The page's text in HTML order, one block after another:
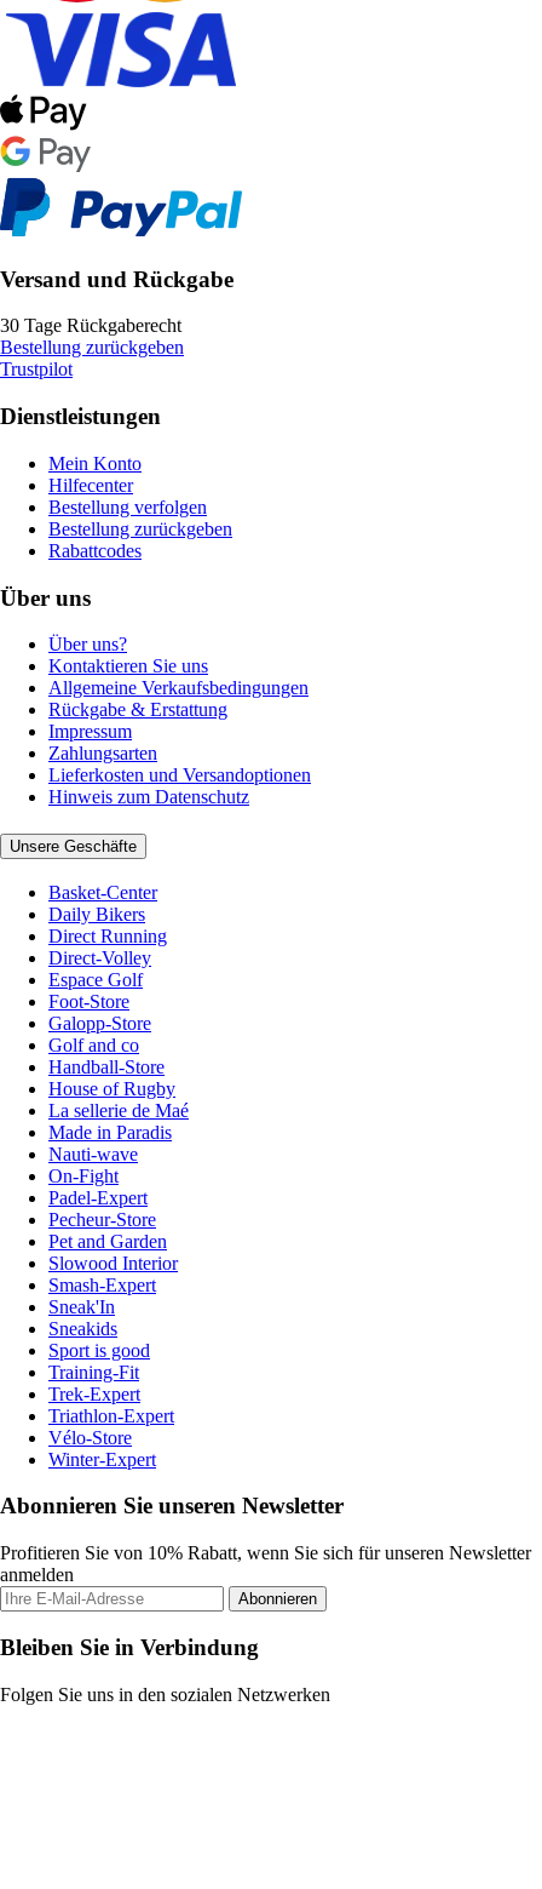
Versand und Rückgabe
30 Tage Rückgaberecht
Bestellung zurückgeben
Trustpilot
Dienstleistungen
Mein Konto
Hilfecenter
Bestellung verfolgen
Bestellung zurückgeben
Rabattcodes
Über uns
Über uns?
Kontaktieren Sie uns
Allgemeine Verkaufsbedingungen
Rückgabe & Erstattung
Impressum
Zahlungsarten
Lieferkosten und Versandoptionen
Hinweis zum Datenschutz
Unsere Geschäfte
Basket-Center
Daily Bikers
Direct Running
Direct-Volley
Espace Golf
Foot-Store
Galopp-Store
Golf and co
Handball-Store
House of Rugby
La sellerie de Maé
Made in Paradis
Nauti-wave
On-Fight
Padel-Expert
Pecheur-Store
Pet and Garden
Slowood Interior
Smash-Expert
Sneak'In
Sneakids
Sport is good
Training-Fit
Trek-Expert
Triathlon-Expert
Vélo-Store
Winter-Expert
Abonnieren Sie unseren Newsletter
Profitieren Sie von 10% Rabatt, wenn Sie sich für unseren Newsletter
anmelden
Abonnieren
Bleiben Sie in Verbindung
Folgen Sie uns in den sozialen Netzwerken